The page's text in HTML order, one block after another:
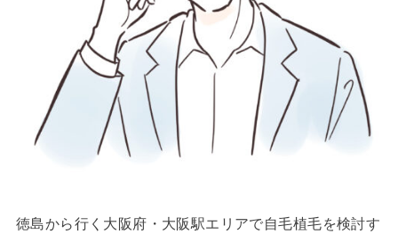
徳島から行く大阪府・大阪駅エリアで自毛植毛を検討す